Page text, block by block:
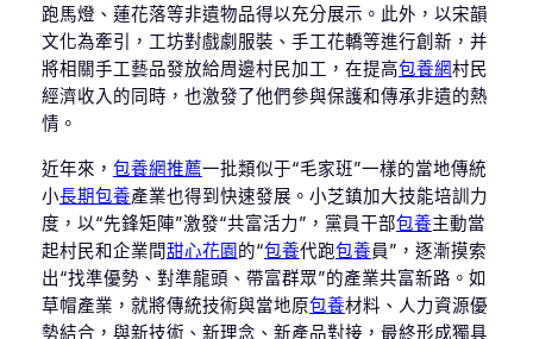
跑馬燈、蓮花落等非遺物品得以充分展示。此外，以宋韻
文化為牽引，工坊對戲劇服裝、手工花轎等進行創新，并
將相關手工藝品發放給周邊村民加工，在提高包養網村民
經濟收入的同時，也激發了他們參與保護和傳承非遺的熱
情。
近年來， 包養網推薦一批類似于“毛家班”一樣的當地傳統
小長期包養產業也得到快速發展。小芝鎮加大技能培訓力
度，以“先鋒矩陣”激發“共富活力”，黨員干部包養主動當
起村民和企業間甜心花園的“包養代跑包養員”，逐漸摸索
出“找準優勢、對準龍頭、帶富群眾”的產業共富新路。如
草帽產業，就將傳統技術與當地原包養材料、人力資源優
勢結合，與新技術、新理念、新產品對接，最終形成獨具